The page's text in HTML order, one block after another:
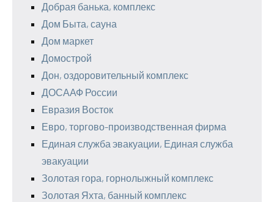
Добрая банька, комплекс
Дом Быта, сауна
Дом маркет
Домострой
Дон, оздоровительный комплекс
ДОСААФ России
Евразия Восток
Евро, торгово-производственная фирма
Единая служба эвакуации, Единая служба
эвакуации
Золотая гора, горнолыжный комплекс
Золотая Яхта, банный комплекс